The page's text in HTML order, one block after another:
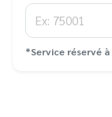
*Service réservé